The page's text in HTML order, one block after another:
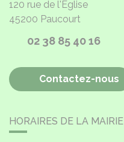
120 rue de l'Église
45200 Paucourt
02 38 85 40 16
Contactez-nous
HORAIRES DE LA MAIRIE